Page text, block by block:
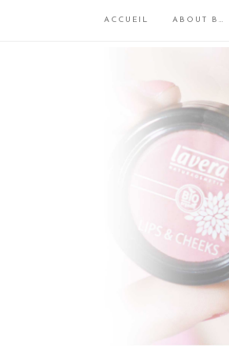
ACCUEIL ABOUT B…